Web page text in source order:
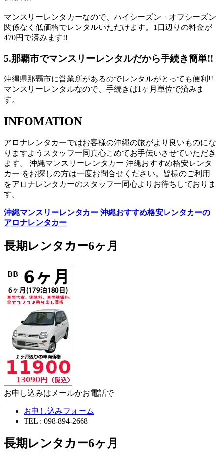
マンスリーレンタカーなので、ハイシーズン・オフシーズン
関係なく低価格でレンタルいただけます。1日辺りの料金が
470円で済みます!!
5.那覇市でマンスリーレンタルだから手続き簡単!!
沖縄県那覇市に営業所があるのでレンタルがとっても便利!!
マンスリーレンタルなので、手続きは1ヶ月単位で済みま
す。
INFOMATION
アロナレンタカーではお客様の沖縄の旅がより良いものにな
りますようスタッフ一同真心こめてお手伝いさせていただき
ます。 沖縄マンスリーレンタカー 沖縄おすすめ格安レンタ
カー をお探しの方は一度お問合せください。皆様のご利用
をアロナレンタカーのスタッフ一同心よりお待ちしておりま
す。
沖縄マンスリーレンタカー 沖縄おすすめ格安レンタカーの
アロナレンタカー
長期レンタカー6ヶ月
お申し込みはメールかお電話で
お申し込みフォーム
TEL : 098-894-2668
長期レンタカー6ヶ月